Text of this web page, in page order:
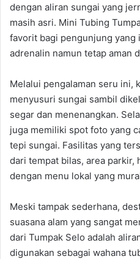
dengan aliran sungai yang
masih asri. Mini Tubing
favorit bagi pengunjung yang
adrenalin namun tetap aman
Melalui pengalaman seru ini,
menyusuri sungai sambil
segar dan menenangkan.
juga memiliki spot foto yang
tepi sungai. Fasilitas yang
dari tempat bilas, area parkir,
dengan menu lokal yang
Meski tampak sederhana,
suasana alam yang sangat
dari Tumpak Selo adalah
digunakan sebagai wahana